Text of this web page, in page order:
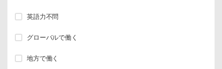
英語力不問
グローバルで働く
地方で働く